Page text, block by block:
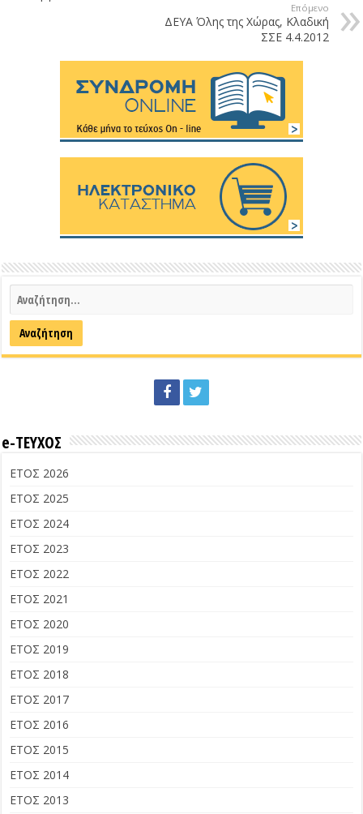
Επόμενο
ΔΕΥΑ Όλης της Χώρας, Κλαδική
ΣΣΕ 4.4.2012
e-ΤΕΥΧΟΣ
ΕΤΟΣ 2026
ΕΤΟΣ 2025
ΕΤΟΣ 2024
ΕΤΟΣ 2023
ΕΤΟΣ 2022
ΕΤΟΣ 2021
ΕΤΟΣ 2020
ΕΤΟΣ 2019
ΕΤΟΣ 2018
ΕΤΟΣ 2017
ΕΤΟΣ 2016
ΕΤΟΣ 2015
ΕΤΟΣ 2014
ΕΤΟΣ 2013